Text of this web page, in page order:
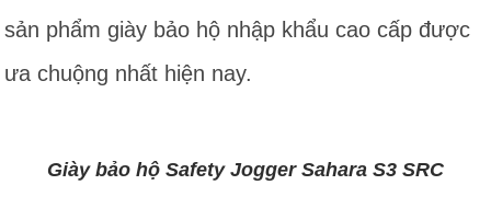
sản phẩm giày bảo hộ nhập khẩu cao cấp được
ưa chuộng nhất hiện nay.
Giày bảo hộ Safety Jogger Sahara S3 SRC